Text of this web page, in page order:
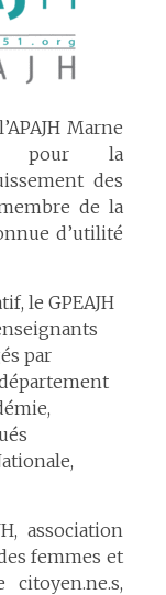
Marne
pour la
des
de la
d’utilité
le GPEAJH
par
association
femmes et